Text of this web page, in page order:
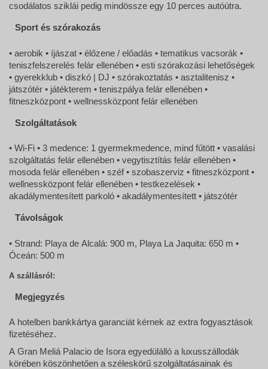
csodálatos sziklái pedig mindössze egy 10 perces autóútra.
Sport és szórakozás
• aerobik • íjászat • élőzene / előadás • tematikus vacsorák •
teniszfelszerelés felár ellenében • esti szórakozási lehetőségek
• gyerekklub • diszkó | DJ • szórakoztatás • asztalitenisz •
játszótér • játékterem • teniszpálya felár ellenében •
fitneszközpont • wellnessközpont felár ellenében
Szolgáltatások
• Wi-Fi • 3 medence: 1 gyermekmedence, mind fűtött • vasalási
szolgáltatás felár ellenében • vegytisztítás felár ellenében •
mosoda felár ellenében • széf • szobaszerviz • fitneszközpont •
wellnessközpont felár ellenében • testkezelések •
akadálymentesített parkoló • akadálymentesített • játszótér
Távolságok
• Strand: Playa de Alcalá: 900 m, Playa La Jaquita: 650 m •
Óceán: 500 m
A szállásról:
Megjegyzés
A hotelben bankkártya garanciát kérnek az extra fogyasztások
fizetéséhez.
A Gran Meliá Palacio de Isora egyedülálló a luxusszállodák
körében köszönhetően a széleskörű szolgáltatásainak és